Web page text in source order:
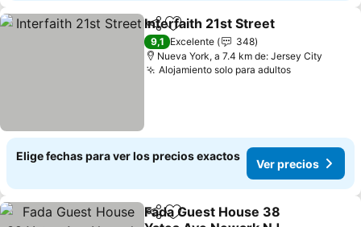
CompartirAgregar a favoritos
Interfaith 21st Street
9,1 Excelente
348
Nueva York, a 7.4 km de: Jersey City
Alojamiento solo para adultos
Elige fechas para ver los precios exactos
Ver precios
CompartirAgregar a favoritos
Fada Guest House 38